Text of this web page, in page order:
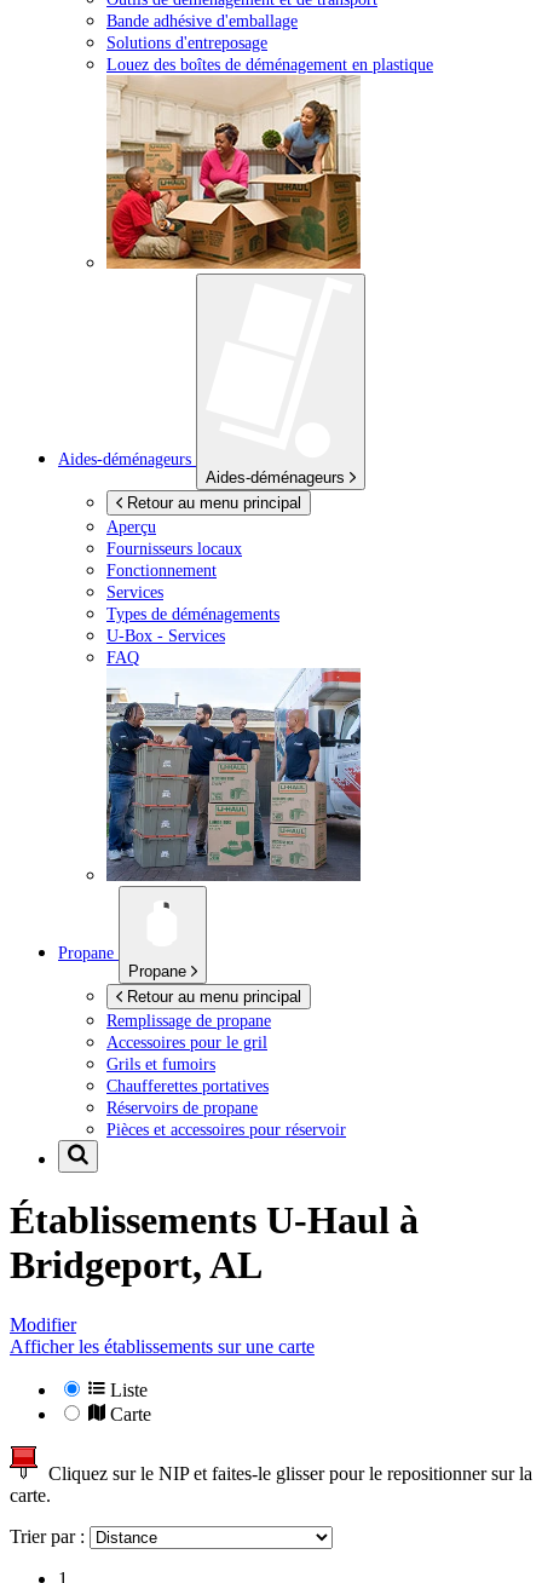
Bande adhésive d'emballage
Solutions d'entreposage
Louez des boîtes de déménagement en plastique
Aides-déménageurs
Aides-déménageurs
Retour au menu principal
Aperçu
Fournisseurs locaux
Fonctionnement
Services
Types de déménagements
U-Box - Services
FAQ
Propane
Propane
Retour au menu principal
Remplissage de propane
Accessoires pour le gril
Grils et fumoirs
Chaufferettes portatives
Réservoirs de propane
Pièces et accessoires pour réservoir
Établissements U-Haul à
Bridgeport, AL
Modifier
Afficher les établissements sur une carte
Liste
Carte
Cliquez sur le NIP et faites-le glisser pour le repositionner sur la
carte.
Trier par :
1